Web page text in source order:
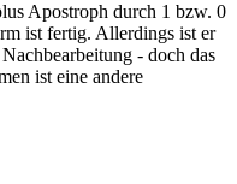
Apostroph durch 1 bzw. 0
ist fertig. Allerdings ist er
- doch das
ist eine andere